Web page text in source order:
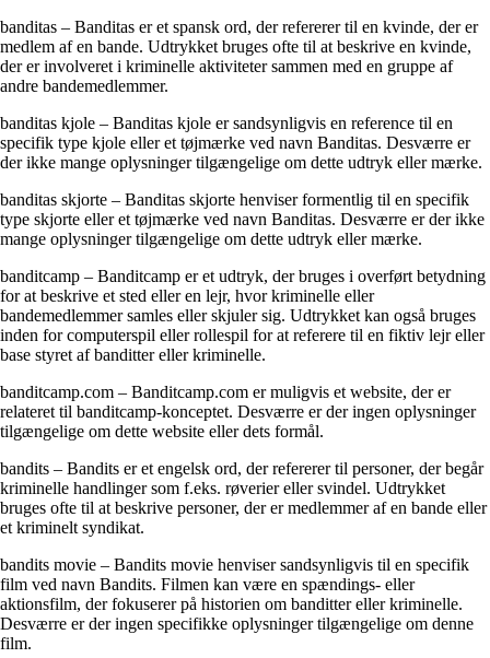
banditas – Banditas er et spansk ord, der refererer til en kvinde, der er
medlem af en bande. Udtrykket bruges ofte til at beskrive en kvinde,
der er involveret i kriminelle aktiviteter sammen med en gruppe af
andre bandemedlemmer.
banditas kjole – Banditas kjole er sandsynligvis en reference til en
specifik type kjole eller et tøjmærke ved navn Banditas. Desværre er
der ikke mange oplysninger tilgængelige om dette udtryk eller mærke.
banditas skjorte – Banditas skjorte henviser formentlig til en specifik
type skjorte eller et tøjmærke ved navn Banditas. Desværre er der ikke
mange oplysninger tilgængelige om dette udtryk eller mærke.
banditcamp – Banditcamp er et udtryk, der bruges i overført betydning
for at beskrive et sted eller en lejr, hvor kriminelle eller
bandemedlemmer samles eller skjuler sig. Udtrykket kan også bruges
inden for computerspil eller rollespil for at referere til en fiktiv lejr eller
base styret af banditter eller kriminelle.
banditcamp.com – Banditcamp.com er muligvis et website, der er
relateret til banditcamp-konceptet. Desværre er der ingen oplysninger
tilgængelige om dette website eller dets formål.
bandits – Bandits er et engelsk ord, der refererer til personer, der begår
kriminelle handlinger som f.eks. røverier eller svindel. Udtrykket
bruges ofte til at beskrive personer, der er medlemmer af en bande eller
et kriminelt syndikat.
bandits movie – Bandits movie henviser sandsynligvis til en specifik
film ved navn Bandits. Filmen kan være en spændings- eller
aktionsfilm, der fokuserer på historien om banditter eller kriminelle.
Desværre er der ingen specifikke oplysninger tilgængelige om denne
film.